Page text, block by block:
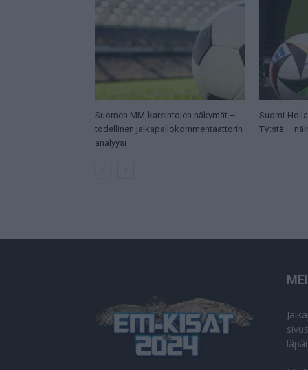
Suomen MM-karsintojen näkymät –
todellinen jalkapallokommentaattorin
analyysi
Suomi-
TV:stä –